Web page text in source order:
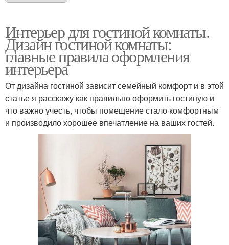
Интерьер для гостиной комнаты.
Дизайн гостиной комнаты:
главные правила оформления
интерьера
От дизайна гостиной зависит семейный комфорт и в этой
статье я расскажу как правильно оформить гостиную и
что важно учесть, чтобы помещение стало комфортным
и производило хорошее впечатление на ваших гостей.